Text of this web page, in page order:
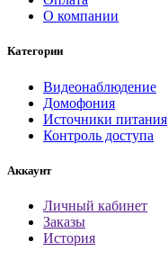
О компании
Категории
Видеонаблюдение
Домофония
Источники питания
Контроль доступа
Аккаунт
Личный кабинет
Заказы
История